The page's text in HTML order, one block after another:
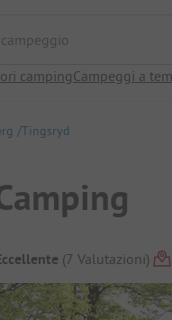
campingCampeggi a
Tingsryd
del(7 Valutazioni)